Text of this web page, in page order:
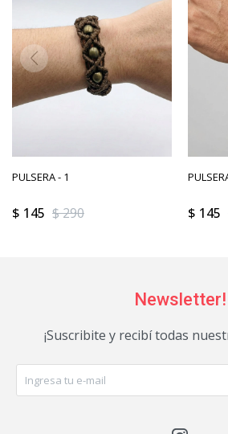
PULSERA - 1
$ 145 $290 $ 145
Newsletter!
¡Suscribite y recibí todas